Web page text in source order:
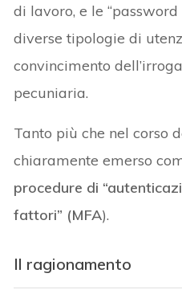
di lavoro, e le
diverse tipologie di
convincimento
pecuniaria.
Tanto più che nel corso
chiaramente emerso
procedure di
fattori” (MFA).
Il ragionamento